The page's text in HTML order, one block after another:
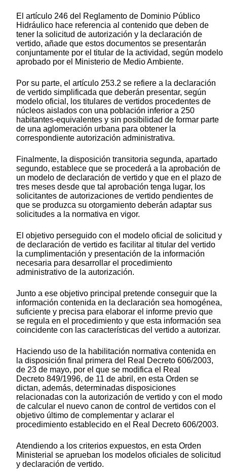
El artículo 246 del Reglamento de Dominio Público
Hidráulico hace referencia al contenido que deben de
tener la solicitud de autorización y la declaración de
vertido, añade que estos documentos se presentarán
conjuntamente por el titular de la actividad, según modelo
aprobado por el Ministerio de Medio Ambiente.
Por su parte, el artículo 253.2 se refiere a la declaración
de vertido simplificada que deberán presentar, según
modelo oficial, los titulares de vertidos procedentes de
núcleos aislados con una población inferior a 250
habitantes-equivalentes y sin posibilidad de formar parte
de una aglomeración urbana para obtener la
correspondiente autorización administrativa.
Finalmente, la disposición transitoria segunda, apartado
segundo, establece que se procederá a la aprobación de
un modelo de declaración de vertido y que en el plazo de
tres meses desde que tal aprobación tenga lugar, los
solicitantes de autorizaciones de vertido pendientes de
que se produzca su otorgamiento deberán adaptar sus
solicitudes a la normativa en vigor.
El objetivo perseguido con el modelo oficial de solicitud y
de declaración de vertido es facilitar al titular del vertido
la cumplimentación y presentación de la información
necesaria para desarrollar el procedimiento
administrativo de la autorización.
Junto a ese objetivo principal pretende conseguir que la
información contenida en la declaración sea homogénea,
suficiente y precisa para elaborar el informe previo que
se regula en el procedimiento y que esta información sea
coincidente con las características del vertido a autorizar.
Haciendo uso de la habilitación normativa contenida en
la disposición final primera del Real Decreto 606/2003,
de 23 de mayo, por el que se modifica el Real
Decreto 849/1996, de 11 de abril, en esta Orden se
dictan, además, determinadas disposiciones
relacionadas con la autorización de vertido y con el modo
de calcular el nuevo canon de control de vertidos con el
objetivo último de complementar y aclarar el
procedimiento establecido en el Real Decreto 606/2003.
Atendiendo a los criterios expuestos, en esta Orden
Ministerial se aprueban los modelos oficiales de solicitud
y declaración de vertido.